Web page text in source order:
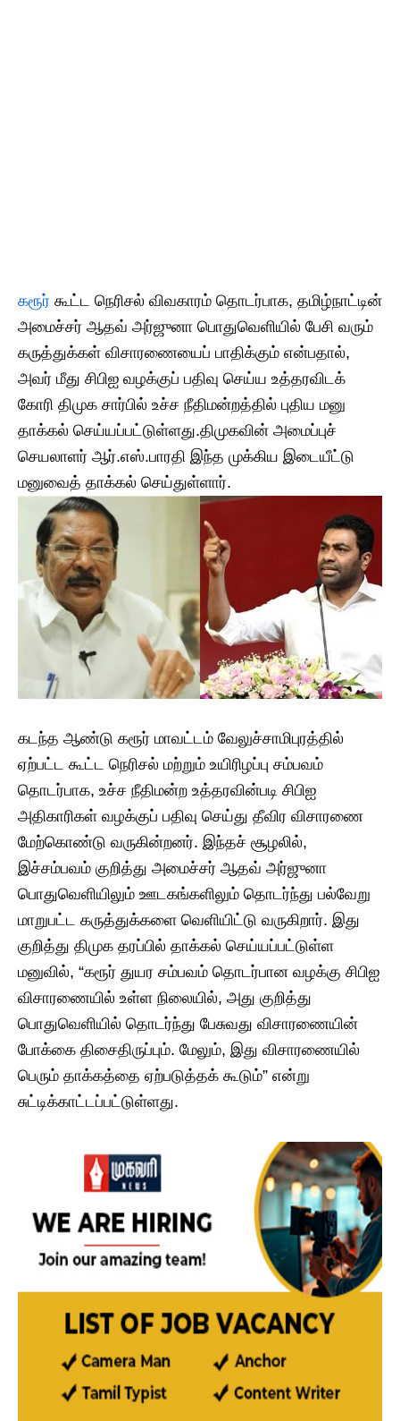
கரூர் கூட்ட நெரிசல் விவகாரம் தொடர்பாக, தமிழ்நாட்டின்
அமைச்சர் ஆதவ் அர்ஜுனா பொதுவெளியில் பேசி வரும்
கருத்துக்கள் விசாரணையைப் பாதிக்கும் என்பதால்,
அவர் மீது சிபிஐ வழக்குப் பதிவு செய்ய உத்தரவிடக்
கோரி திமுக சார்பில் உச்ச நீதிமன்றத்தில் புதிய மனு
தாக்கல் செய்யப்பட்டுள்ளது.​திமுகவின் அமைப்புச்
செயலாளர் ஆர்.எஸ்.பாரதி இந்த முக்கிய இடையீட்டு
மனுவைத் தாக்கல் செய்துள்ளார்.
கடந்த ஆண்டு கரூர் மாவட்டம் வேலுச்சாமிபுரத்தில்
ஏற்பட்ட கூட்ட நெரிசல் மற்றும் உயிரிழப்பு சம்பவம்
தொடர்பாக, உச்ச நீதிமன்ற உத்தரவின்படி சிபிஐ
அதிகாரிகள் வழக்குப் பதிவு செய்து தீவிர விசாரணை
மேற்கொண்டு வருகின்றனர். இந்தச் சூழலில்,
இச்சம்பவம் குறித்து அமைச்சர் ஆதவ் அர்ஜுனா
பொதுவெளியிலும் ஊடகங்களிலும் தொடர்ந்து பல்வேறு
மாறுபட்ட கருத்துக்களை வெளியிட்டு வருகிறார். ​இது
குறித்து திமுக தரப்பில் தாக்கல் செய்யப்பட்டுள்ள
மனுவில், “கரூர் துயர சம்பவம் தொடர்பான வழக்கு சிபிஐ
விசாரணையில் உள்ள நிலையில், அது குறித்து
பொதுவெளியில் தொடர்ந்து பேசுவது விசாரணையின்
போக்கை திசைதிருப்பும். மேலும், இது விசாரணையில்
பெரும் தாக்கத்தை ஏற்படுத்தக் கூடும்” என்று
சுட்டிக்காட்டப்பட்டுள்ளது.